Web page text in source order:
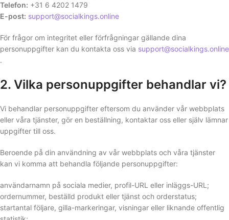
Telefon: +31 6 4202 1479
E-post: support@socialkings.online
För frågor om integritet eller förfrågningar gällande dina
personuppgifter kan du kontakta oss via support@socialkings.online
.
2. Vilka personuppgifter behandlar vi?
Vi behandlar personuppgifter eftersom du använder vår webbplats
eller våra tjänster, gör en beställning, kontaktar oss eller själv lämnar
uppgifter till oss.
Beroende på din användning av vår webbplats och våra tjänster
kan vi komma att behandla följande personuppgifter:
användarnamn på sociala medier, profil-URL eller inläggs-URL;
ordernummer, beställd produkt eller tjänst och orderstatus;
startantal följare, gilla-markeringar, visningar eller liknande offentlig